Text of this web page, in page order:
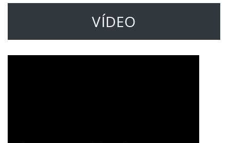
VÍDEO